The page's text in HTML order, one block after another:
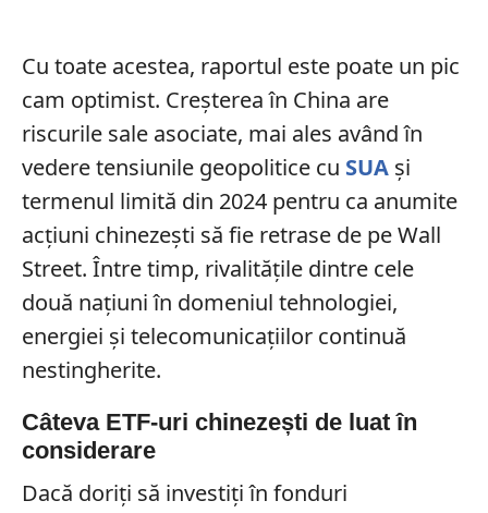
Cu toate acestea, raportul este poate un pic
cam optimist. Creșterea în China are
riscurile sale asociate, mai ales având în
vedere tensiunile geopolitice cu SUAși
termenul limită din 2024 pentru ca anumite
acțiuni chinezești să fie retrase de pe Wall
Street. Între timp, rivalitățile dintre cele
două națiuni în domeniul tehnologiei,
energiei și telecomunicațiilor continuă
nestingherite.
Câteva ETF-uri chinezești de luat în
considerare
Dacă doriți să investiți în fonduri